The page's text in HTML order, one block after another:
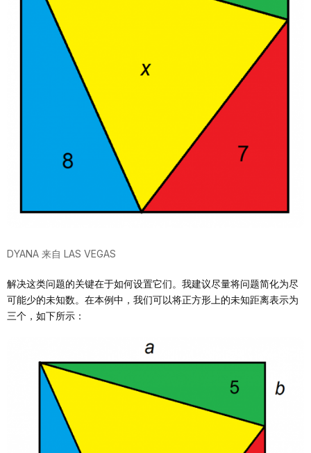
DYANA 来自 LAS VEGAS
解决这类问题的关键在于如何设置它们。我建议尽量将问题简化为尽
可能少的未知数。在本例中，我们可以将正方形上的未知距离表示为
三个，如下所示：